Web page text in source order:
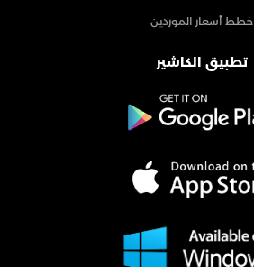
خطط أسعار الموردين
تطبيق الكاشير